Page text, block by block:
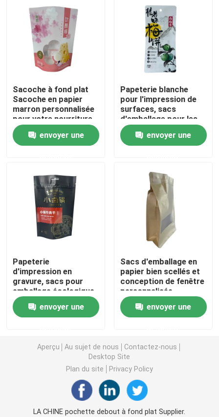
Visite d'usine
Contrôle de qualité
Contactez-nous
Nouvelles
Cas
Pochette d'emballage de bec
Pochette d'emballage de café
Pochettes à fond plat
Bag In Box Liquide Emballage
Pochettes d'emballage debout
Poches d'emballage alimentaire d'animal familier
Pochettes d'emballage en papier
Sacoche à fond plat
Sacoche en papier
marron personnalisée
pour votre nourriture
envoyer une
Papeterie blanche
pour l'impression de
surfaces, sacs
d'emballage pour les
couleurs
personnalisées
envoyer une
Papeterie
d'impression en
gravure, sacs pour
emballage écologique
envoyer une
Sacs d'emballage en
papier bien scellés et
conception de fenêtre
personnalisée
envoyer une
Aperçu Au sujet de nous
Contactez-nous
Desktop Site
Plan du site
Privacy Policy
LA CHINE pochette debout à fond plat Supplier.